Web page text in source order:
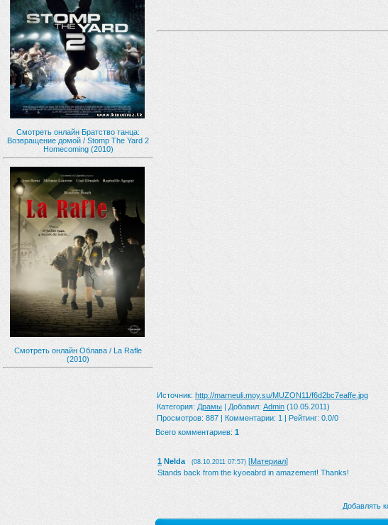
Смотреть онлайн Братство танца:
Возвращение домой / Stomp The Yard 2
Homecoming (2010)
Смотреть онлайн Облава / La Rafle
(2010)
Источник: http://marneuli.moy.su/MUZON11/f6d2bc7eaffe.jpg
Категория: Драмы | Добавил: Admin (10.05.2011)
Просмотров: 887 | Комментарии: 1 | Рейтинг: 0.0/0
Всего комментариев: 1
1 Nelda (08.10.2011 07:57) [Материал]
Stands back from the kyoeabrd in amazement! Thanks!
Добавлять